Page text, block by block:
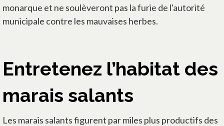
monarque et ne soulèveront pas la furie de l'autorité
municipale contre les mauvaises herbes.
Entretenez l’habitat des
marais salants
Les marais salants figurent par miles plus productifs des